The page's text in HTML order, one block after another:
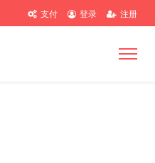
支付 登录 注册